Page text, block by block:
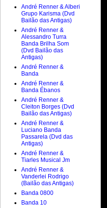
André Renner & Alberi
Grupo Karisma (Dvd
Bailão das Antigas)
André Renner &
Alessandro Turra
Banda Brilha Som
(Dvd Bailão das
Antigas)
André Renner &
Banda
André Renner &
Banda Ébanos
André Renner &
Cleiton Borges (Dvd
Bailão das Antigas)
André Renner &
Luciano Banda
Passarela (Dvd das
Antigas)
André Renner &
Tiarles Musical Jm
André Renner &
Vanderlei Rodrigo
(Bailão das Antigas)
Banda 0800
Banda 10